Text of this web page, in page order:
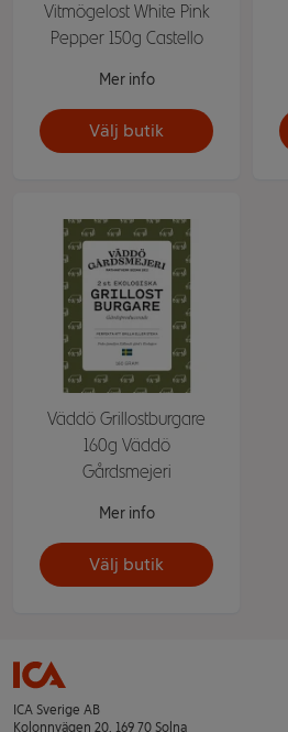
Vitmögelost White Pink
Pepper 150g Castello
Mer info
Välj butik
Väddö Grillostburgare
160g Väddö
Gårdsmejeri
Mer info
Välj butik
ICA Sverige AB
Kolonnvägen 20, 169 70 Solna